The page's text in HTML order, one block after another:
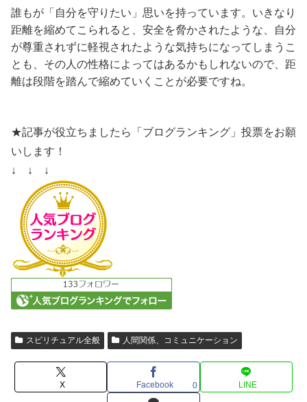
誰もが「自分を守りたい」思いを持っています。いきなり
距離を縮めてこられると、安全を脅かされたような、自分
が尊重されずに軽視されたような気持ちになってしまうこ
とも、その人の性格によってはあるかもしれないので、距
離は段階を踏んで縮めていくことが必要ですね。
★記事が役立ちましたら「ブログランキング」投票をお願
いします！
↓ ↓ ↓
スピリチュアル全般 人間関係、コミュニケーション
X Facebook 0 LINE